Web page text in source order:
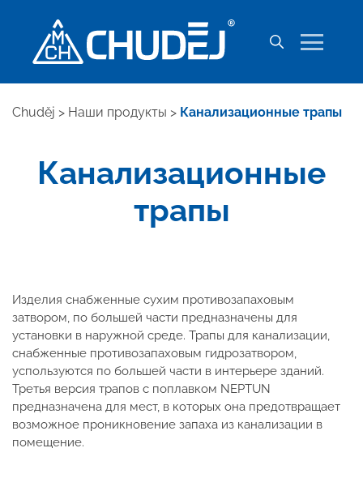
Chuděj > Наши продукты > Канализационные трапы
Канализационные
трапы
Изделия снабженные сухим противозапаховым
затвором, по большей части предназначены для
установки в наружной среде. Трапы для канализации,
снабженные противозапаховым гидрозатвором,
успользуются по большей части в интерьере зданий.
Третья версия трапов с поплавком NEPTUN
предназначена для мест, в которых она предотвращает
возможное проникновение запаха из канализации в
помещение.